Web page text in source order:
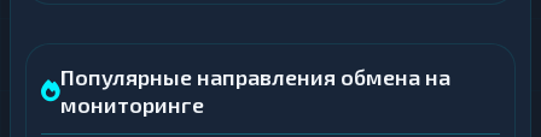
Популярные направления обмена на
мониторинге